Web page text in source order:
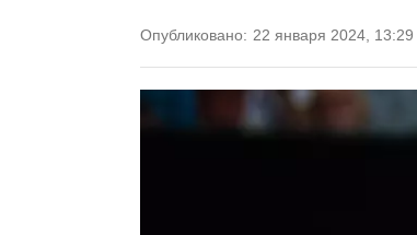
Опубликовано: 22 января 2024, 13:29